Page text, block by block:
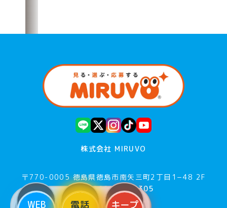
WEB 電話 キープ
株式会社 MIRUVO
〒770-0005 徳島県徳島市南矢三町2丁目1−48 2F
Tel：088-679-1305